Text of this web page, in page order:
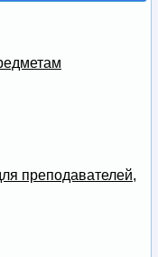
преподавателей,